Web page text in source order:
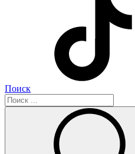
Поиск